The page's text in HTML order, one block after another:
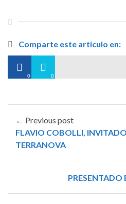
Comparte este artículo en:
0 0
← Previous post
FLAVIO COBOLLI,
TERRANOVA
PRESENTADO